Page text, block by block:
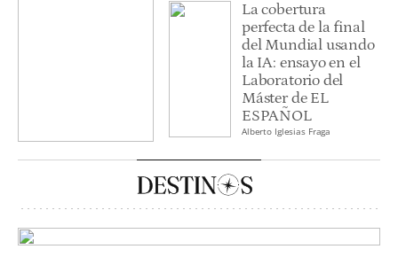
La cobertura
perfecta de la final
del Mundial usando
la IA: ensayo en el
Laboratorio del
Máster de EL
ESPAÑOL
Alberto Iglesias Fraga